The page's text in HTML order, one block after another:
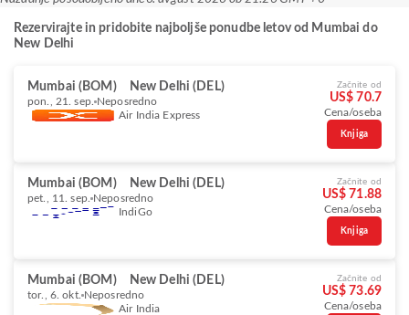
Rezervirajte in pridobite najboljše ponudbe letov od Mumbai do
New Delhi
Mumbai (BOM) New Delhi (DEL)
pon., 21. sep. Neposredno
Air India Express
Začnite od
US$ 70.7
Cena/oseba
Knjiga
Mumbai (BOM) New Delhi (DEL)
pet., 11. sep. Neposredno
IndiGo
Začnite od
US$ 71.88
Cena/oseba
Knjiga
Mumbai (BOM) New Delhi (DEL)
tor., 6. okt. Neposredno
Air India
Začnite od
US$ 73.69
Cena/oseba